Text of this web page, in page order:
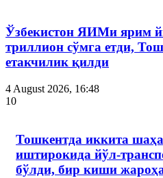
Ўзбекистон ЯИМи ярим
триллион сўмга етди,
етакчилик қилди
4 August 2026, 16:48
10
Тошкентда иккита
иштирокида йўл-
бўлди, бир киши